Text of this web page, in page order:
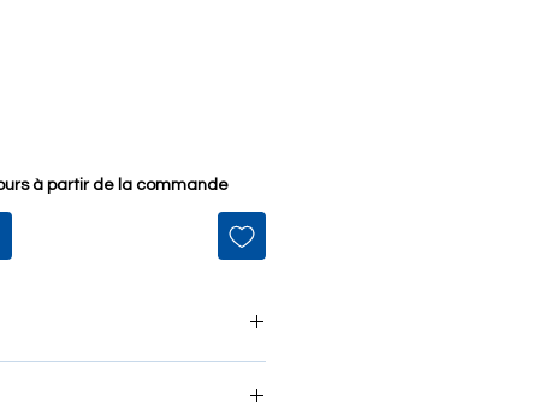
à partir de la commande